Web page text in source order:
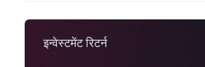
इन्वेस्टमेंट रिटर्न